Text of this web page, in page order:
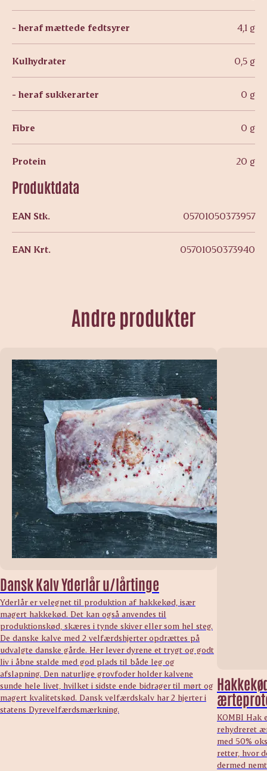
- heraf mættede fedtsyrer 4,1 g
Kulhydrater 0,5 g
- heraf sukkerarter 0 g
Fibre 0 g
Protein 20 g
Produktdata
EAN Stk. 05701050373957
EAN Krt. 05701050373940
Andre produkter
Dansk Kalv Yderlår u/lårtinge
Yderlår er velegnet til produktion af hakkekød, især
magert hakkekød. Det kan også anvendes til
produktionskød, skæres i tynde skiver eller som hel steg.
De danske kalve med 2 velfærdshjerter opdrættes på
udvalgte danske gårde. Her lever dyrene et trygt og godt
liv i åbne stalde med god plads til både leg og
afslapning. Den naturlige grovfoder holder kalvene
sunde hele livet, hvilket i sidste ende bidrager til mørt og
magert kvalitetskød. Dansk velfærdskalv har 2 hjerter i
statens Dyrevelfærdsmærkning.
KOMBI Hak
rehydreret
med 50%
retter, hvor
dermed